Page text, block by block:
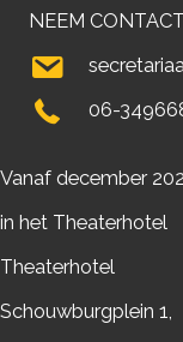
NEEM
06-
Vanaf december
in het Theaterhotel
Theaterhotel
Schouwburgplein 1,